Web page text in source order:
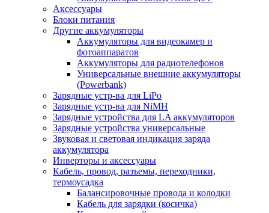
Аксессуары
Блоки питания
Другие аккумуляторы
Аккумуляторы для видеокамер и
фотоаппаратов
Аккумуляторы для радиотелефонов
Универсальные внешние аккумуляторы
(Powerbank)
Зарядные устр-ва для LiPo
Зарядные устр-ва для NiMH
Зарядные устройства для LA аккумуляторов
Зарядные устройства универсальные
Звуковая и световая индикация заряда
аккумулятора
Инверторы и аксессуары
Кабель, провод, разъемы, переходники,
термоусадка
Балансировочные провода и колодки
Кабель для зарядки (косичка)